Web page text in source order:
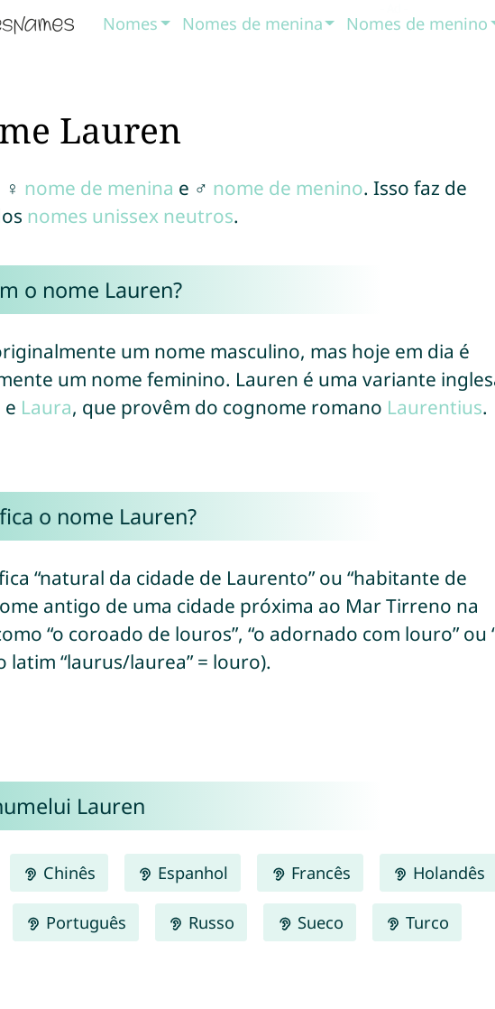
Nomes Nomes de menina Nomes de menino
Lauren
♀ nome de menina e ♂ nome de menino. Isso faz de
nomes unissex neutros.
o nome Lauren?
um nome masculino, mas hoje em dia é
um nome feminino. Lauren é uma variante
e Laura, que provêm do cognome romano Laurentius.
o nome Lauren?
“natural da cidade de Laurento” ou “habitante de
antigo de uma cidade próxima ao Mar Tirreno na
“o coroado de louros”, “o adornado com louro” ou
latim “laurus/laurea” = louro).
Lauren
Chinês Espanhol Francês Holandês
Português Russo Sueco Turco